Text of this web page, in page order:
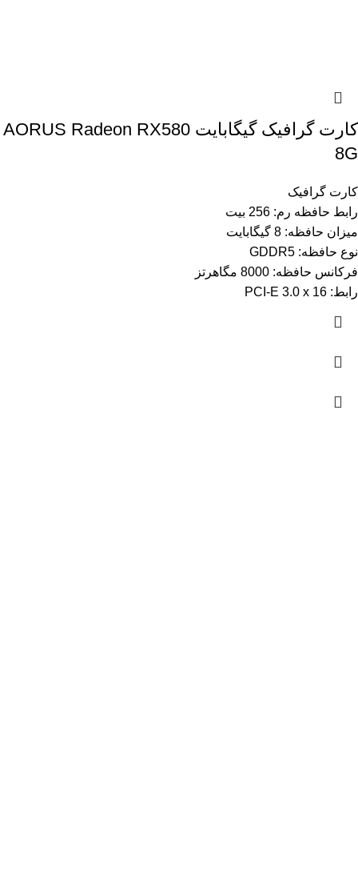
کارت گرافیک گیگابایت AORUS Radeon RX580
8G
کارت گرافیک
رابط حافظه رم: 256 بیت
میزان حافظه: 8 گیگابایت
نوع حافظه: GDDR5
فرکانس حافظه: 8000 مگاهرتز
رابط: PCI-E 3.0 x 16